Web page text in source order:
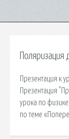
Презентация к
Презентация
урока по
по теме